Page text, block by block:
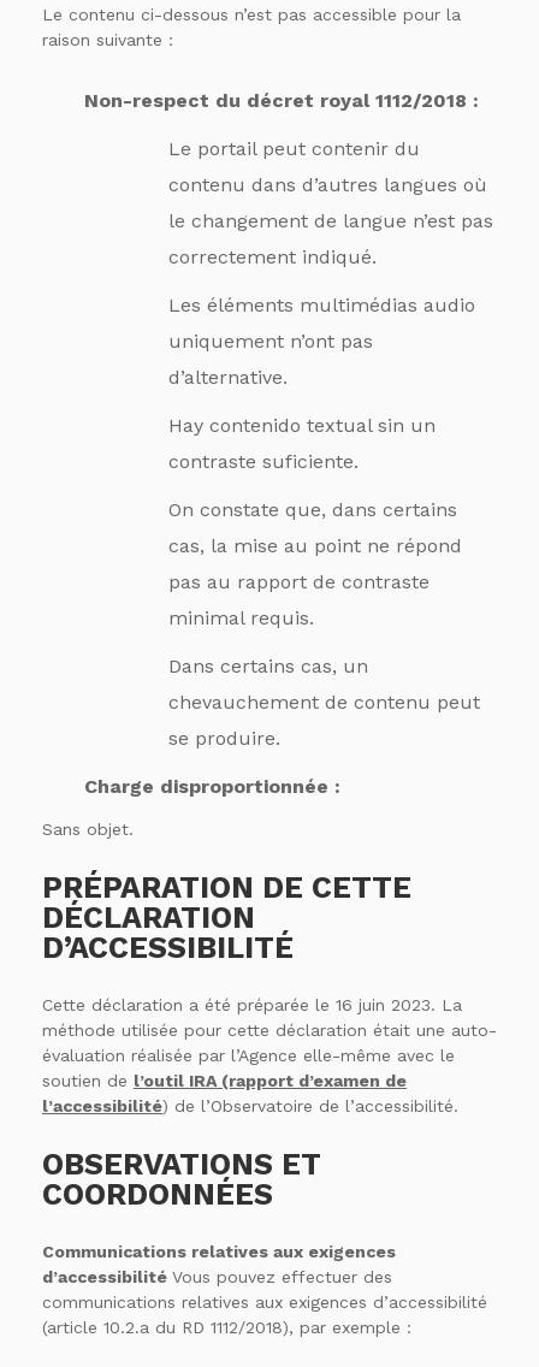
Le contenu ci-dessous n’est pas accessible pour la
raison suivante :
Non-respect du décret royal 1112/2018 :
Le portail peut contenir du
contenu dans d’autres langues où
le changement de langue n’est pas
correctement indiqué.
Les éléments multimédias audio
uniquement n’ont pas
d’alternative.
Hay contenido textual sin un
contraste suficiente.
On constate que, dans certains
cas, la mise au point ne répond
pas au rapport de contraste
minimal requis.
Dans certains cas, un
chevauchement de contenu peut
se produire.
Charge disproportionnée :
Sans objet.
PRÉPARATION DE CETTE
DÉCLARATION
D’ACCESSIBILITÉ
Cette déclaration a été préparée le 16 juin 2023. La
méthode utilisée pour cette déclaration était une auto-
évaluation réalisée par l’Agence elle-même avec le
soutien de l’outil IRA (rapport d’examen de
l’accessibilité) de l’Observatoire de l’accessibilité.
OBSERVATIONS ET
COORDONNÉES
Communications relatives aux exigences
d’accessibilité Vous pouvez effectuer des
communications relatives aux exigences d’accessibilité
(article 10.2.a du RD 1112/2018), par exemple :